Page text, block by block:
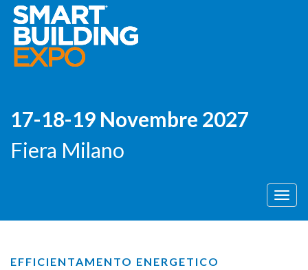
17-18-19 Novembre 2027
Fiera Milano
Menù
EFFICIENTAMENTO ENERGETICO